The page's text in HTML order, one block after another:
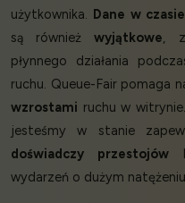
użytkownika. Dane w
są równieżwyjątkowe,
płynnego działania
ruchu. Queue-Fair pomaga
wzrostami ruchu w
jesteśmy w stanie
doświadczy przestojów
wydarzeń o dużym natężeniu